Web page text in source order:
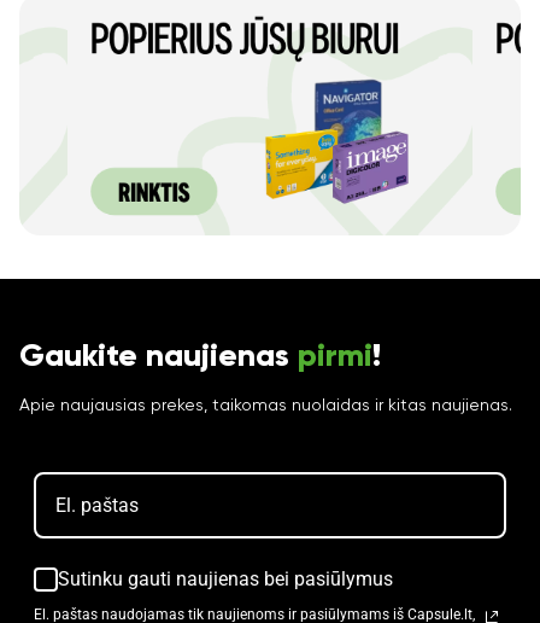
Gaukite naujienas pirmi!
Apie naujausias prekes, taikomas nuolaidas ir kitas naujienas.
Sutinku gauti naujienas bei pasiūlymus
El. paštas naudojamas tik naujienoms ir pasiūlymams iš Capsule.lt,